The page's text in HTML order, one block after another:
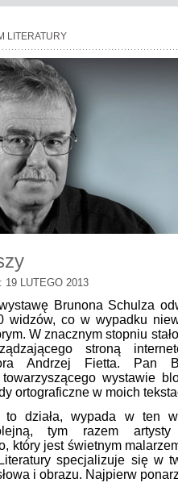
LITERATURY
19 LUTEGO 2013
Brunona Schulza
widzów, co w wypadku
W znacznym stopniu
stroną
Andrzej Fietta. Pan
wystawie
ortograficzne w moich
to działa, wypada w ten
tym razem artysty
który jest świetnym
specjalizuje się w
i obrazu. Najpierw